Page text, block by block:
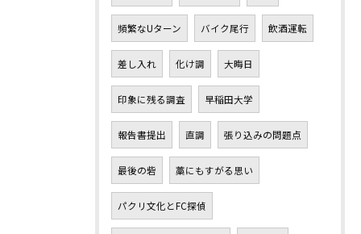
頻繁なUターン バイク尾行 飲酒運転
差し入れ 化け調 大晦日
印象に残る調査 早稲田大学
報告書提出 直調 張り込みの問題点
最後の砦 藁にもすがる思い
パクリ文化とFC探偵